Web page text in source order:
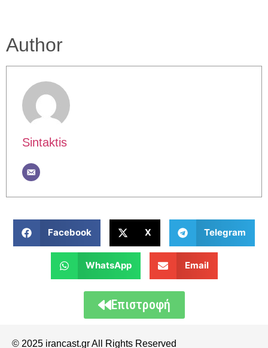
Author
Sintaktis
Facebook X Telegram
WhatsApp Email
Επιστροφή
© 2025 irancast.gr All Rights Reserved